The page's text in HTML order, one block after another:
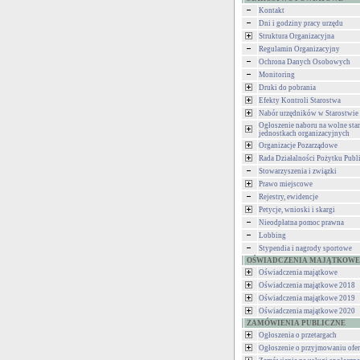
Kontakt
Dni i godziny pracy urzędu
Struktura Organizacyjna
Regulamin Organizacyjny
Ochrona Danych Osobowych
Monitoring
Druki do pobrania
Efekty Kontroli Starostwa
Nabór urzędników w Starostwie
Ogłoszenie naboru na wolne
jednostkach organizacyjnych
Organizacje Pozarządowe
Rada Działalności Pożytku
Stowarzyszenia i związki
Prawo miejscowe
Rejestry, ewidencje
Petycje, wnioski i skargi
Nieodpłatna pomoc prawna
Lobbing
Stypendia i nagrody sportowe
OŚWIADCZENIA MAJĄTKOWE
Oświadczenia majątkowe
Oświadczenia majątkowe 2018
Oświadczenia majątkowe 2019
Oświadczenia majątkowe 2020
ZAMÓWIENIA PUBLICZNE
Ogłoszenia o przetargach
Ogłoszenie o przyjmowaniu